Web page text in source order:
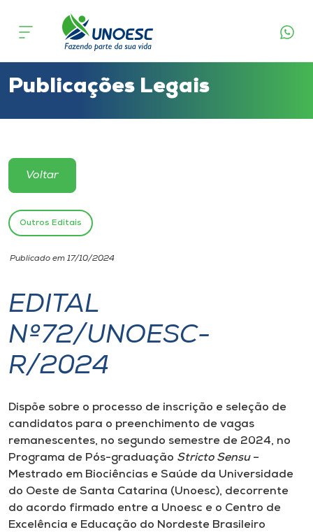
Cursos
Atendimento ao Estudante
Portal de Ensino
Unoesc
Internacionalização
I.nova
Cultura
CPA
Biblioteca
Publicações Legais
Voltar
Outros Editais
Publicado em 17/10/2024
EDITAL
Nº72/UNOESC-
R/2024
Dispõe sobre o processo de inscrição e seleção de
candidatos para o preenchimento de vagas
remanescentes, no segundo semestre de 2024, no
Programa de Pós-graduação Stricto Sensu –
Mestrado em Biociências e Saúde da Universidade
do Oeste de Santa Catarina (Unoesc), decorrente
do acordo firmado entre a Unoesc e o Centro de
Excelência e Educação do Nordeste Brasileiro